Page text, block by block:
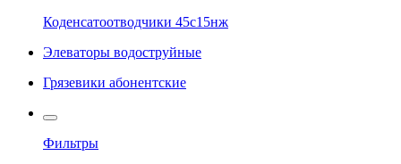
Коденсатоотводчики 45с15нж
Элеваторы водоструйные
Грязевики абонентские
Фильтры